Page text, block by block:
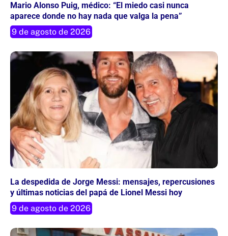
Mario Alonso Puig, médico: “El miedo casi nunca
aparece donde no hay nada que valga la pena”
9 de agosto de 2026
La despedida de Jorge Messi: mensajes, repercusiones
y últimas noticias del papá de Lionel Messi hoy
9 de agosto de 2026